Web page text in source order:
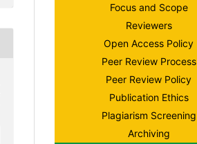
Focus and Scope
Reviewers
Open Access Policy
Peer Review Process
Peer Review Policy
Publication Ethics
Plagiarism Screening
Archiving